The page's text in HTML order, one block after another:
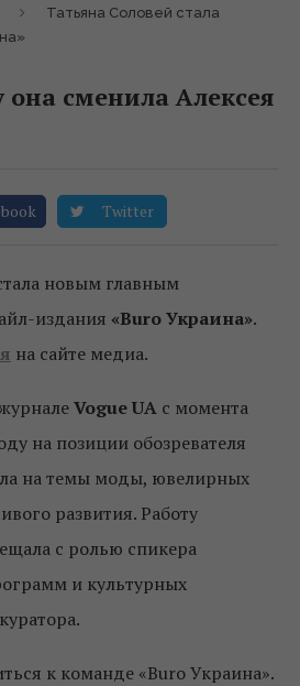
Татьяна Соловей стала
она сменила Алексея
Twitter
новым главным
издания «Buro Украина».
на сайте медиа.
Vogue UA с момента
на позиции обозревателя
на темы моды, ювелирных
развития. Работу
с ролью спикера
и культурных
к команде «Buro Украина».